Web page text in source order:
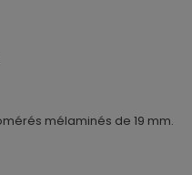
mélaminés de 19 mm.